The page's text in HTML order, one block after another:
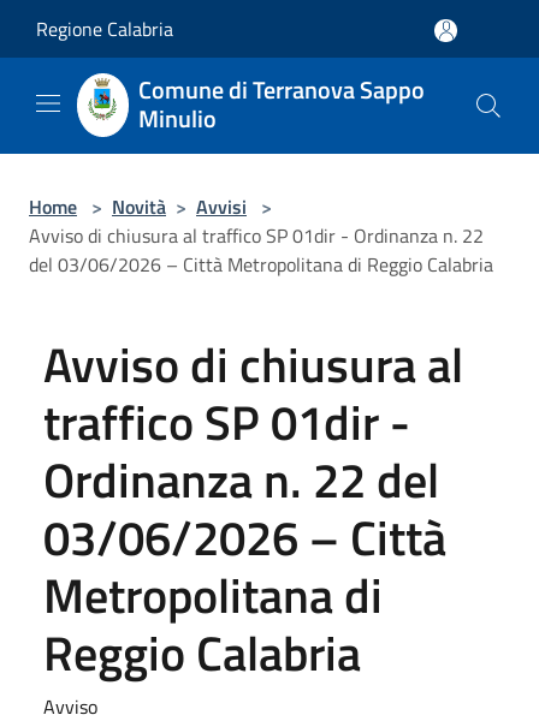
Regione Calabria
Comune di Terranova Sappo
Minulio
Home > Novità > Avvisi >
Avviso di chiusura al traffico SP 01dir - Ordinanza n. 22
del 03/06/2026 – Città Metropolitana di Reggio Calabria
Avviso di chiusura al
traffico SP 01dir -
Ordinanza n. 22 del
03/06/2026 – Città
Metropolitana di
Reggio Calabria
Avviso